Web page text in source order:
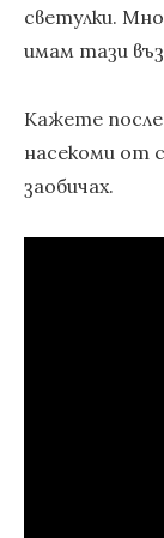
светулки.
имам тази
Кажете
насекоми от
заобичах.